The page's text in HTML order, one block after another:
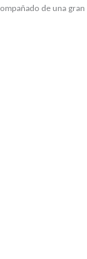
de una